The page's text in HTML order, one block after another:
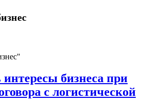
бизнеса при
с логистической